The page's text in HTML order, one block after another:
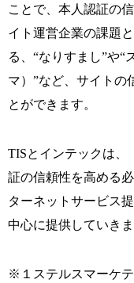
ことで、本人認証の
イト運営企業の課題
る、“なりすまし”や
マ）”など、サイトの
とができます。
TISとインテックは、
証の信頼性を高める
ターネットサービス
中心に提供していきま
※１ステルスマーケ